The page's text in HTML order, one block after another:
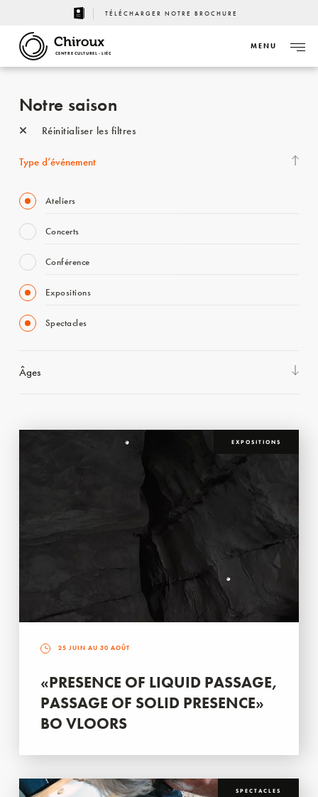
TÉLÉCHARGER NOTRE BROCHURE
CENTRE CULTUREL - LIÈGE
MENU
Notre saison
Réinitialiser les filtres
Type d’événement
Ateliers
Concerts
Conférence
Expositions
Spectacles
Âges
EXPOSITIONS
25 JUIN AU 30 AOÛT
«PRESENCE OF LIQUID PASSAGE,
PASSAGE OF SOLID PRESENCE»
BO VLOORS
SPECTACLES